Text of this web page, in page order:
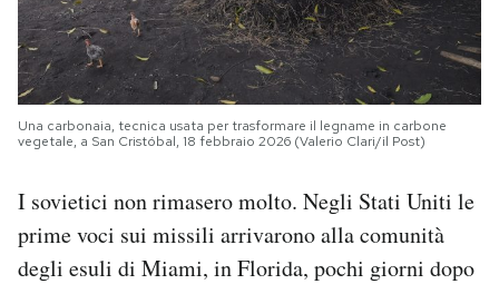
Una carbonaia, tecnica usata per trasformare il legname in carbone
vegetale, a San Cristóbal, 18 febbraio 2026 (Valerio Clari/il Post)
I sovietici non rimasero molto. Negli Stati Uniti le
prime voci sui missili arrivarono alla comunità
degli esuli di Miami, in Florida, pochi giorni dopo